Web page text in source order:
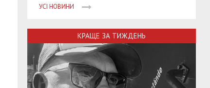
УСІ НОВИНИ
КРАЩЕ ЗА ТИЖДЕНЬ